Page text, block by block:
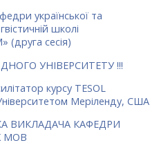
української та
школі
сесія)
УНІВЕРСИТЕТУ !!!
курсу TESOL
Меріленду, США
ВИКЛАДАЧА КАФЕДРИ
МОВ